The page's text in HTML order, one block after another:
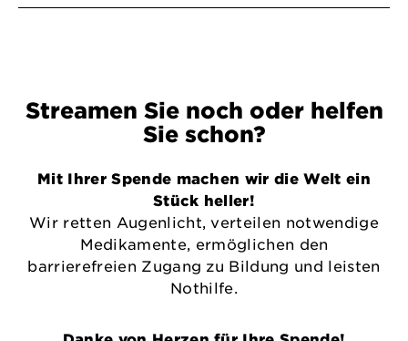
Streamen Sie noch oder helfen
Sie schon?
Mit Ihrer Spende machen wir die Welt ein
Stück heller!
Wir retten Augenlicht, verteilen notwendige
Medikamente, ermöglichen den
barrierefreien Zugang zu Bildung und leisten
Nothilfe.